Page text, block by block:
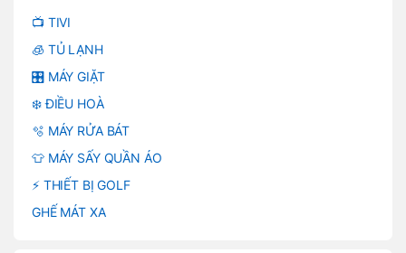
📺 TIVI
🧊 TỦ LẠNH
🎛️ MÁY GIẶT
❄️ ĐIỀU HOÀ
🫧 MÁY RỬA BÁT
👕 MÁY SẤY QUẦN ÁO
⚡ THIẾT BỊ GOLF
GHẾ MÁT XA